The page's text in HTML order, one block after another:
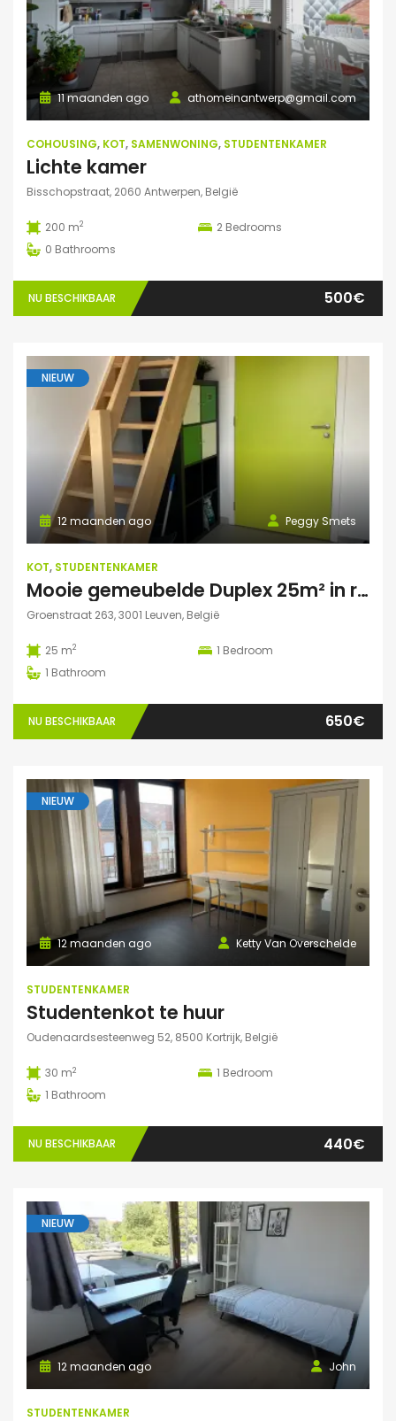
athomeinantwerp@gmail.com
11 maanden ago
COHOUSING, KOT, SAMENWONING, STUDENTENKAMER
Lichte kamer
Bisschopstraat, 2060 Antwerpen, België
200 m2 2 Bedrooms
0 Bathrooms
NU BESCHIKBAAR 500€
NIEUW
Peggy Smets
12 maanden ago
KOT, STUDENTENKAMER
Mooie gemeubelde Duplex 25m² in residentie met tuin
Groenstraat 263, 3001 Leuven, België
25 m2 1 Bedroom
1 Bathroom
NU BESCHIKBAAR 650€
NIEUW
Ketty Van Overschelde
12 maanden ago
STUDENTENKAMER
Studentenkot te huur
Oudenaardsesteenweg 52, 8500 Kortrijk, België
30 m2 1 Bedroom
1 Bathroom
NU BESCHIKBAAR 440€
NIEUW
John
12 maanden ago
STUDENTENKAMER